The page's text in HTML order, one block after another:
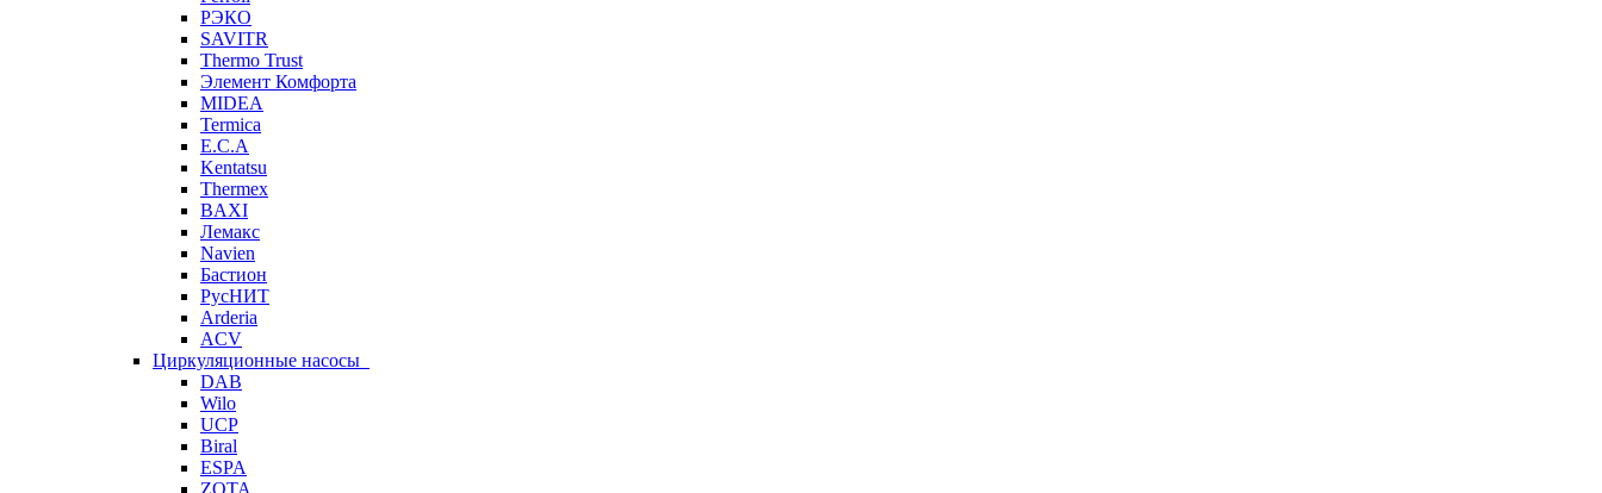
РЭКО
SAVITR
Thermo Trust
Элемент Комфорта
MIDEA
Termica
E.C.A
Kentatsu
Thermex
BAXI
Лемакс
Navien
Бастион
РусНИТ
Arderia
ACV
Циркуляционные насосы
DAB
Wilo
UCP
Biral
ESPA
ZOTA